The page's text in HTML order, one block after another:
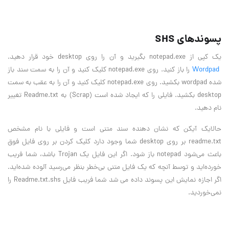
پسوندهاي SHS
يك كپي از notepad.exe بگيريد و آن را روي desktop خود قرار دهيد.
را باز كنيد. روي notepad.exe كليك كنيد و آن را به سمت سند باز
شده wordpad بكشيد. روي notepad.exe كليك كنيد و آن را به عقب به سمت
desktop بكشيد. فايلي را كه ايجاد شده است (Scrap) به Readme.txt تغيير
نام دهيد.
حالايك آيكن كه نشان دهنده سند متني است و فايلي با نام مشخص
readme.txt بر روي desktop شما وجود دارد كليك كردن بر روي فايل فوق
باعث مي‌شود notepad باز ‌شود. اگر اين فايل يك Trojan باشد، شما فريب
خورده‌ايد و توسط آنچه كه يك فايل متني بي‌خطر بنظر مي‌رسيد آلوده شده‌ايد.
اگر اجازه نمايش اين پسوند داده مي شد شما فريب فايل Readme.txt.shs را
نمي‌خورديد.